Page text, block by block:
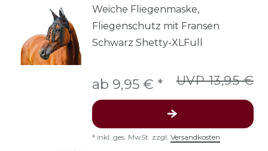
Weiche Fliegenmaske,
Fliegenschutz mit Fransen
Schwarz Shetty-XLFull
UVP 13,95 €
ab 9,95 € *
* inkl. ges. MwSt. zzgl. Versandkosten